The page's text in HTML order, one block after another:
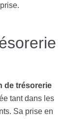
de trésorerie
tant dans les
Sa prise en